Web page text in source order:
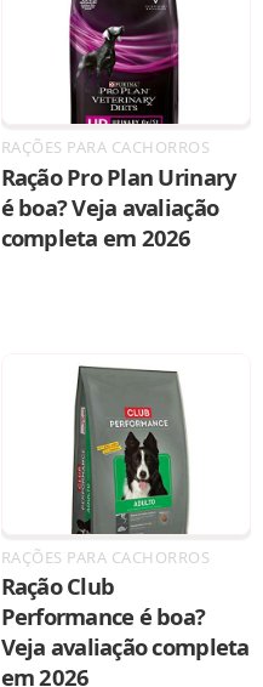
RAÇÕES PARA CACHORROS
Ração Pro Plan Urinary
é boa? Veja avaliação
completa em 2026
RAÇÕES PARA CACHORROS
Ração Club
Performance é boa?
Veja avaliação completa
em 2026